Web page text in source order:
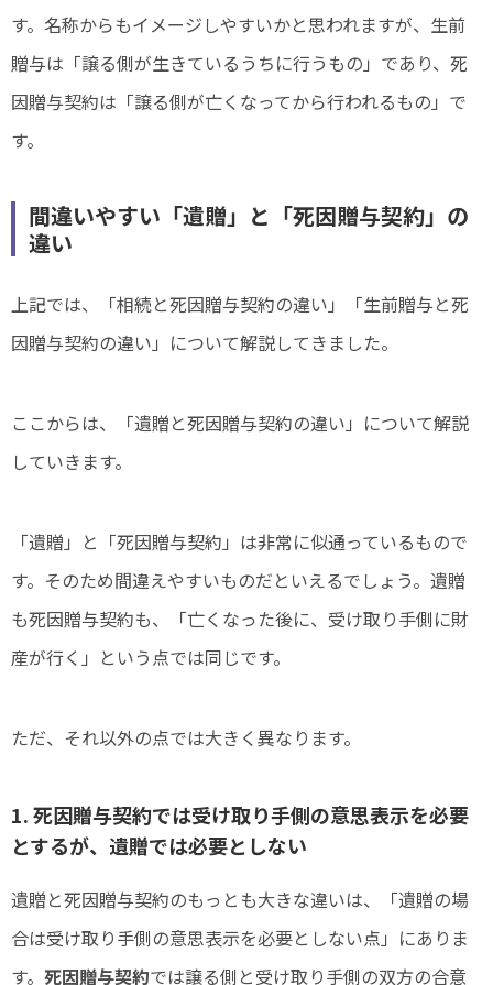
す。名称からもイメージしやすいかと思われますが、生前
贈与は「譲る側が生きているうちに行うもの」であり、死
因贈与契約は「譲る側が亡くなってから行われるもの」で
す。
間違いやすい「遺贈」と「死因贈与契約」の
違い
上記では、「相続と死因贈与契約の違い」「生前贈与と死
因贈与契約の違い」について解説してきました。
ここからは、「遺贈と死因贈与契約の違い」について解説
していきます。
「遺贈」と「死因贈与契約」は非常に似通っているもので
す。そのため間違えやすいものだといえるでしょう。遺贈
も死因贈与契約も、「亡くなった後に、受け取り手側に財
産が行く」という点では同じです。
ただ、それ以外の点では大きく異なります。
1. 死因贈与契約では受け取り手側の意思表示を必要
とするが、遺贈では必要としない
遺贈と死因贈与契約のもっとも大きな違いは、「遺贈の場
合は受け取り手側の意思表示を必要としない点」にありま
す。 死因贈与契約では譲る側と受け取り手側の双方の合意